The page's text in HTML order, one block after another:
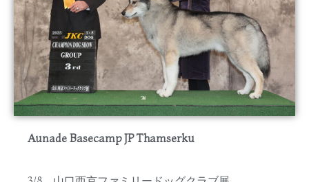
Aunade Basecamp JP Thamserku